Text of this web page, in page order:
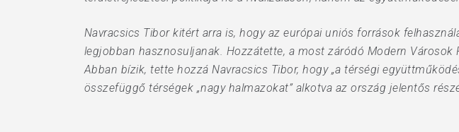
Navracsics Tibor kitért arra is, hogy az európai uniós források
legjobban hasznosuljanak. Hozzátette, a most záródó Modern
Abban bízik, tette hozzá Navracsics Tibor, hogy „a térségi
összefüggő térségek „nagy halmazokat” alkotva az ország jelentős